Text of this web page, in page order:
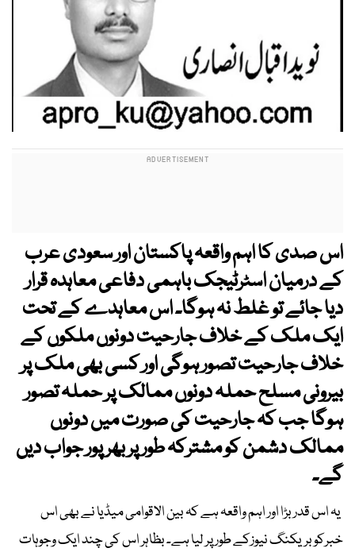
اس صدی کا اہم واقعہ پاکستان اور سعودی عرب
کے درمیان اسٹرٹیجک باہمی دفاعی معاہدہ قرار
دیا جائے تو غلط نہ ہوگا۔ اس معاہدے کے تحت
ایک ملک کے خلاف جارحیت دونوں ملکوں کے
خلاف جارحیت تصور ہوگی اور کسی بھی ملک پر
بیرونی مسلح حملہ دونوں ممالک پر حملہ تصور
ہوگا جب کہ جارحیت کی صورت میں دونوں
ممالک دشمن کو مشترکہ طور پر بھر پور جواب دیں
گے۔
یہ اس قدر بڑا اور اہم واقعہ ہے کہ بین الاقوامی میڈیا نے بھی اس
خبرکو بریکنگ نیوزکے طور پر لیا ہے۔ بظاہر اس کی چند ایک وجوہات